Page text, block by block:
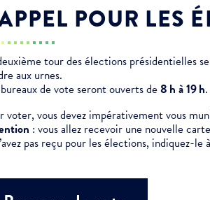
étudiant POUR LES
tour des élections présidentielles
aux urnes.
de vote seront ouverts de 8 h à 19 h.
voter, vous devez impérativement vous
: vous allez recevoir une nouvelle
pas reçu pour les élections, indiquez-